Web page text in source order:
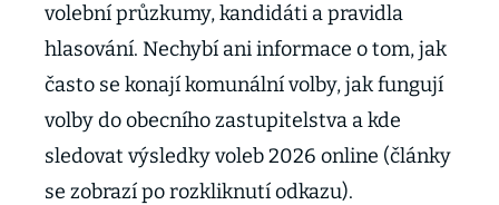
volební průzkumy, kandidáti a pravidla
hlasování. Nechybí ani informace o tom, jak
často se konají komunální volby, jak fungují
volby do obecního zastupitelstva a kde
sledovat výsledky voleb 2026 online (články
se zobrazí po rozkliknutí odkazu).